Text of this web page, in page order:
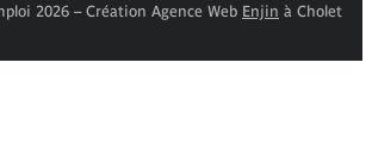
2026 – Création Agence Web Enjin à Cholet